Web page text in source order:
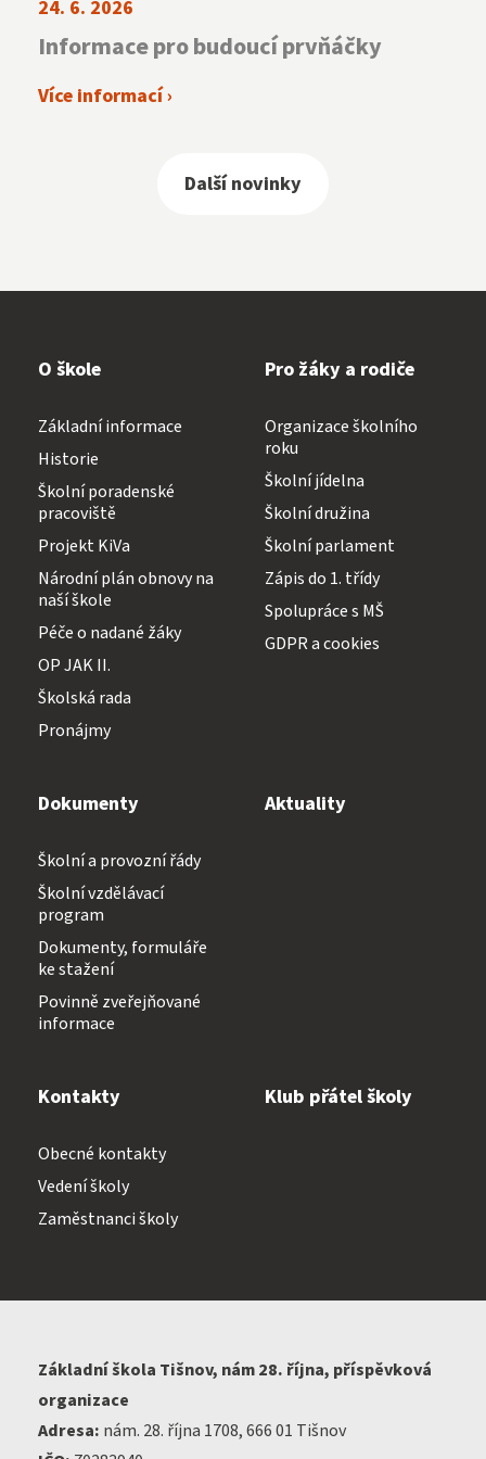
24. 6. 2026
Informace pro budoucí prvňáčky
Více informací ›
Další novinky
O škole
Základní informace
Historie
Školní poradenské
pracoviště
Projekt KiVa
Národní plán obnovy na
naší škole
Péče o nadané žáky
OP JAK II.
Školská rada
Pronájmy
Pro žáky a rodiče
Organizace školního
roku
Školní jídelna
Školní družina
Školní parlament
Zápis do 1. třídy
Spolupráce s MŠ
GDPR a cookies
Dokumenty
Školní a provozní řády
Školní vzdělávací
program
Dokumenty, formuláře
ke stažení
Povinně zveřejňované
informace
Aktuality
Kontakty
Obecné kontakty
Vedení školy
Zaměstnanci školy
Klub přátel školy
Základní škola Tišnov, nám 28. října, příspěvková
organizace
Adresa: nám. 28. října 1708, 666 01 Tišnov